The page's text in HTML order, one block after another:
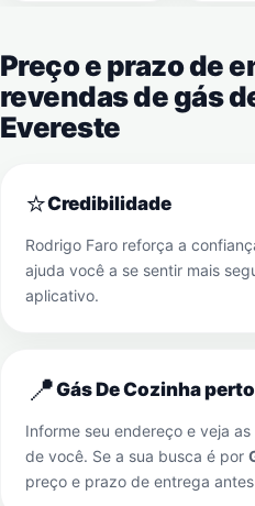
Preço e prazo de
revendas de gás
Evereste
⭐Credibilidade
Rodrigo Faro reforça a
ajuda você a se sentir mais
aplicativo.
📍Gás De Cozinha
Informe seu endereço e veja
de você. Se a sua busca é por
preço e prazo de entrega